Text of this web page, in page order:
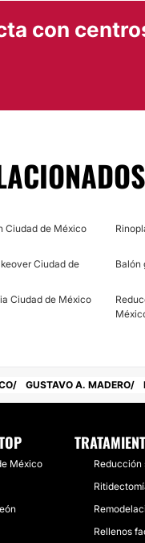
con
Ciudad de México
Ciudad de
Balón
Ciudad de México
GUSTAVO A. MADERO
México
Reducción
Rellenos